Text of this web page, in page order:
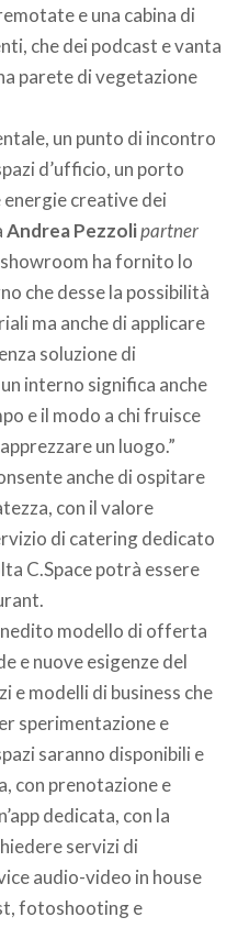
e una cabina di
che dei podcast e vanta
parete di vegetazione
un punto di incontro
d’ufficio, un porto
creative dei
Andrea Pezzolipartner
showroom ha fornito lo
che desse la possibilità
ma anche di applicare
soluzione di
interno significa anche
e il modo a chi fruisce
un luogo.”
anche di ospitare
con il valore
di catering dedicato
C.Space potrà essere
modello di offerta
e nuove esigenze del
e modelli di business che
sperimentazione e
saranno disponibili e
con prenotazione e
dedicata, con la
servizi di
audio-video in house
fotoshooting e